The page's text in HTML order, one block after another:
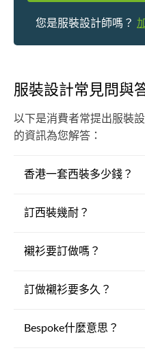
您是服裝設計師嗎？
服裝設計常見問與
以下是消費者常提出服裝
的資訊為您解答：
香港一套西裝多少錢？
訂西裝幾耐？
襯衫要訂做嗎？
訂做襯衫要多久？
Bespoke什麼意思？